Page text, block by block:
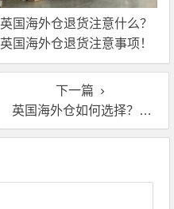
英国海外仓退货注意什么？
英国海外仓退货注意事项！
下一篇
英国海外仓如何选择？选择海外仓的利弊是什么